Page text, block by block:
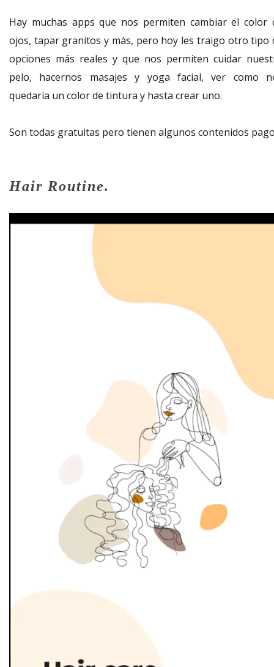
Hay muchas apps que nos permiten cambiar el color
ojos, tapar granitos y más, pero hoy les traigo otro tipo
opciones más reales y que nos permiten cuidar
pelo, hacernos masajes y yoga facial, ver como
quedaría un color de tintura y hasta crear uno.
Son todas gratuitas pero tienen algunos contenidos
Hair Routine.